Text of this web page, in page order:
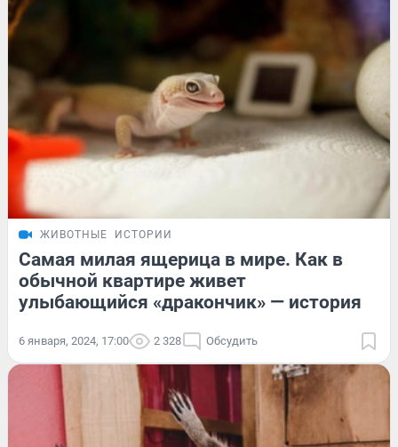
ЖИВОТНЫЕ ИСТОРИИ
Самая милая ящерица в мире. Как в
обычной квартире живет
улыбающийся «дракончик» — история
6 января, 2024, 17:00 2 328 Обсудить